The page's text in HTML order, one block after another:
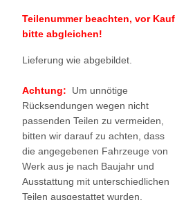
Teilenummer beachten, vor Kauf
bitte abgleichen!
Lieferung wie abgebildet.
Achtung: Um unnötige
Rücksendungen wegen nicht
passenden Teilen zu vermeiden,
bitten wir darauf zu achten, dass
die angegebenen Fahrzeuge von
Werk aus je nach Baujahr und
Ausstattung mit unterschiedlichen
Teilen ausgestattet wurden.